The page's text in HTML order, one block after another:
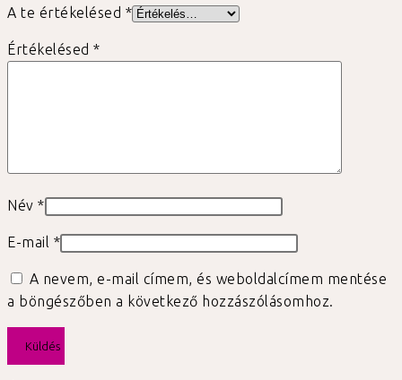
A te értékelésed *
Értékelésed *
Név *
E-mail *
A nevem, e-mail címem, és weboldalcímem mentése
a böngészőben a következő hozzászólásomhoz.